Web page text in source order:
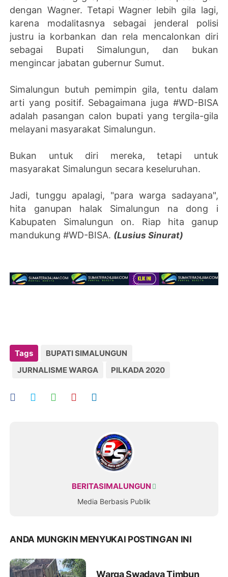
dengan Wagner. Tetapi Wagner lebih gila lagi,
karena modalitasnya sebagai jenderal polisi
justru ia korbankan dan rela mencalonkan diri
sebagai Bupati Simalungun, dan bukan
mengincar jabatan gubernur Sumut.
Simalungun butuh pemimpin gila, tentu dalam
arti yang positif. Sebagaimana juga #WD-BISA
adalah pasangan calon bupati yang tergila-gila
melayani masyarakat Simalungun.
Bukan untuk diri mereka, tetapi untuk
masyarakat Simalungun secara keseluruhan.
Jadi, tunggu apalagi, "para warga sadayana",
hita ganupan halak Simalungun na dong i
Kabupaten Simalungun on. Riap hita ganup
mandukung #WD-BISA. (Lusius Sinurat)
Tags
BUPATI SIMALUNGUN
JURNALISME WARGA
PILKADA 2020
BERITASIMALUNGUN
Media Berbasis Publik
ANDA MUNGKIN MENYUKAI POSTINGAN INI
Warga Swadaya Timbun